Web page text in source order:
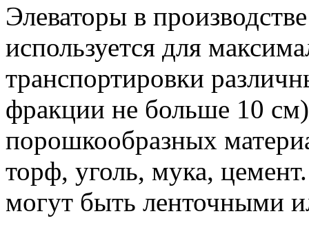
Элеваторы в
используется для
транспортировки
фракции не больше 10
порошкообразных
торф, уголь, мука,
могут быть ленточными